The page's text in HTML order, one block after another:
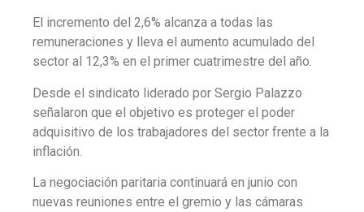
El incremento del 2,6% alcanza a todas las
remuneraciones y lleva el aumento acumulado del
sector al 12,3% en el primer cuatrimestre del año.
Desde el sindicato liderado por Sergio Palazzo
señalaron que el objetivo es proteger el poder
adquisitivo de los trabajadores del sector frente a la
inflación.
La negociación paritaria continuará en junio con
nuevas reuniones entre el gremio y las cámaras